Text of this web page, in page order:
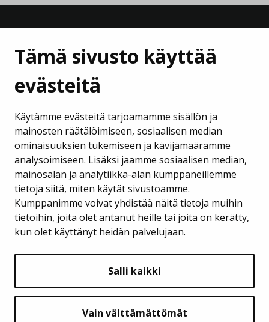
Tämä sivusto käyttää
evästeitä
Käytämme evästeitä tarjoamamme sisällön ja
mainosten räätälöimiseen, sosiaalisen median
ominaisuuksien tukemiseen ja kävijämäärämme
analysoimiseen. Lisäksi jaamme sosiaalisen median,
mainosalan ja analytiikka-alan kumppaneillemme
tietoja siitä, miten käytät sivustoamme.
Kumppanimme voivat yhdistää näitä tietoja muihin
tietoihin, joita olet antanut heille tai joita on kerätty,
kun olet käyttänyt heidän palvelujaan.
Salli kaikki
Vain välttämättömät
Lempäälän Kehitys Oy
Puh. 040 133 7420
business@lempaala.fi
www.businesslempaala.fi
Tilaa uutiskirje